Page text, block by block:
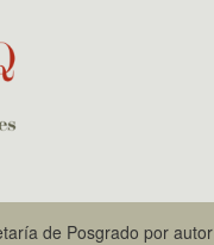
de Posgrado por autor